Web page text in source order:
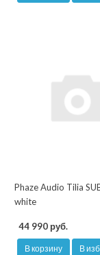
Phaze Audio Tilia
white
44 990 руб.
В корзину В